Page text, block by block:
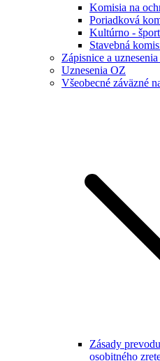
Komisia na
Poriadková
Kultúrno -
Stavebná
Zápisnice a
Uznesenia OZ
Všeobecné záväzné
Zásady
osobitného